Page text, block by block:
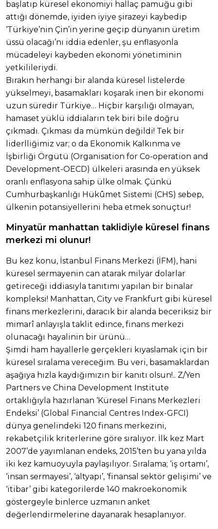
başlatıp küresel ekonomiyi hallaç pamuğu gibi
attığı dönemde, iyiden iyiye şirazeyi kaybedip
‘Türkiye’nin Çin’in yerine geçip dünyanın üretim
üssü olacağı’nı iddia edenler, şu enflasyonla
mücadeleyi kaybeden ekonomi yönetiminin
yetkilileriydi.
Bırakın herhangi bir alanda küresel listelerde
yükselmeyi, basamakları koşarak inen bir ekonomi
uzun süredir Türkiye… Hiçbir karşılığı olmayan,
hamaset yüklü iddiaların tek biri bile doğru
çıkmadı. Çıkması da mümkün değildi! Tek bir
liderlliğimiz var; o da Ekonomik Kalkınma ve
İşbirliği Örgütü (Organisation for Co-operation and
Development-OECD) ülkeleri arasında en yüksek
oranlı enflasyona sahip ülke olmak. Çünkü
Cumhurbaşkanlığı Hükûmet Sistemi (CHS) sebep,
ülkenin potansiyellerini heba etmek sonuçtur!
Minyatür manhattan taklidiyle küresel finans
merkezi mi olunur!
Bu kez konu, İstanbul Finans Merkezi (İFM), hani
küresel sermayenin can atarak milyar dolarlar
getireceği iddiasıyla tanıtımı yapılan bir binalar
kompleksi! Manhattan, City ve Frankfurt gibi küresel
finans merkezlerini, daracık bir alanda beceriksiz bir
mimarî anlayışla taklit edince, finans merkezi
olunacağı hayalinin bir ürünü…
Şimdi ham hayallerle gerçekleri kıyaslamak için bir
küresel sıralama vereceğim. Bu veri, basamaklardan
aşağıya hızla kaydığımızın bir kanıtı olsun!.. Z/Yen
Partners ve China Development Institute
ortaklığıyla hazırlanan ‘Küresel Finans Merkezleri
Endeksi’ (Global Financial Centres Index-GFCI)
dünya genelindeki 120 finans merkezini,
rekabetçilik kriterlerine göre sıralıyor. İlk kez Mart
2007’de yayımlanan endeks, 2015’ten bu yana yılda
iki kez kamuoyuyla paylaşılıyor. Sıralama; ‘iş ortamı’,
‘insan sermayesi’, ‘altyapı’, ‘finansal sektör gelişimi’ ve
‘itibar’ gibi kategorilerde 140 makroekonomik
göstergeyle binlerce uzmanın anket
değerlendirmelerine dayanarak hesaplanıyor.